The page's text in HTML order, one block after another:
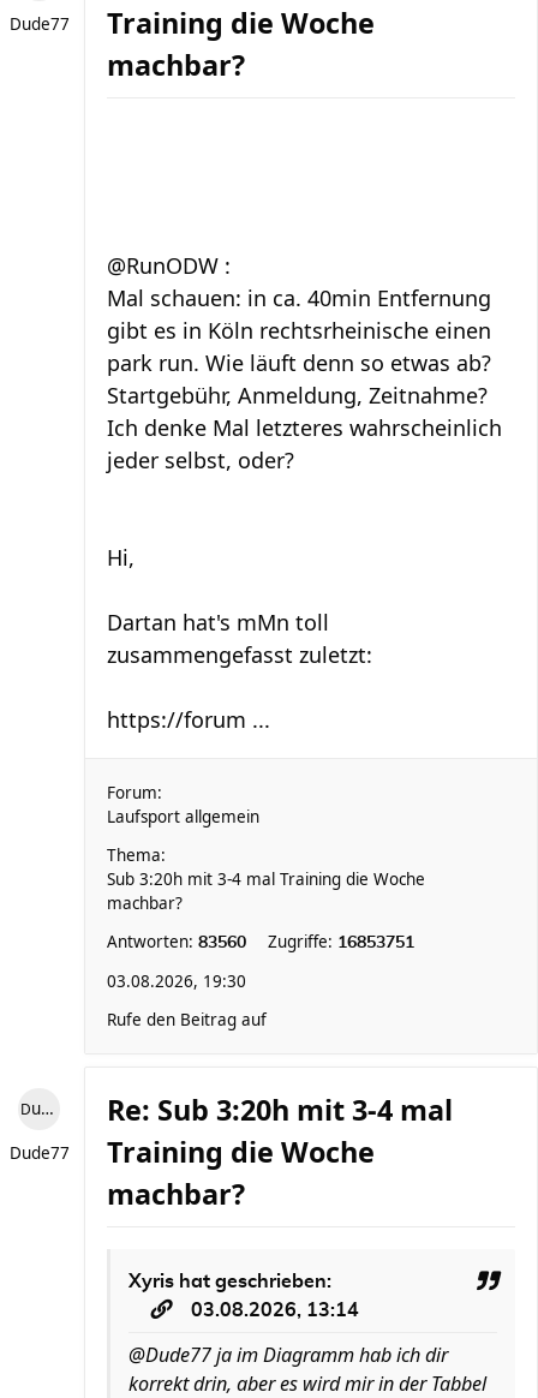
Dude77
Training die Woche
machbar?
@RunODW :
Mal schauen: in ca. 40min Entfernung
gibt es in Köln rechtsrheinische einen
park run. Wie läuft denn so etwas ab?
Startgebühr, Anmeldung, Zeitnahme?
Ich denke Mal letzteres wahrscheinlich
jeder selbst, oder?
Hi,
Dartan hat's mMn toll
zusammengefasst zuletzt:
https://forum ...
Forum:
Laufsport allgemein
Thema:
Sub 3:20h mit 3-4 mal Training die Woche
machbar?
Antworten: 83560 Zugriffe: 16853751
03.08.2026, 19:30
Rufe den Beitrag auf
Dude77
Dude77
Re: Sub 3:20h mit 3-4 mal
Training die Woche
machbar?
Xyris hat geschrieben:
03.08.2026, 13:14
@Dude77 ja im Diagramm hab ich dir
korrekt drin, aber es wird mir in der Tabbel